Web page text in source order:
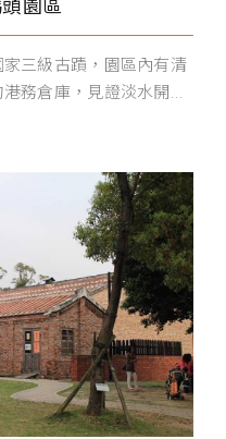
園區
三級古蹟，園區內有清
務倉庫，見證淡水開...